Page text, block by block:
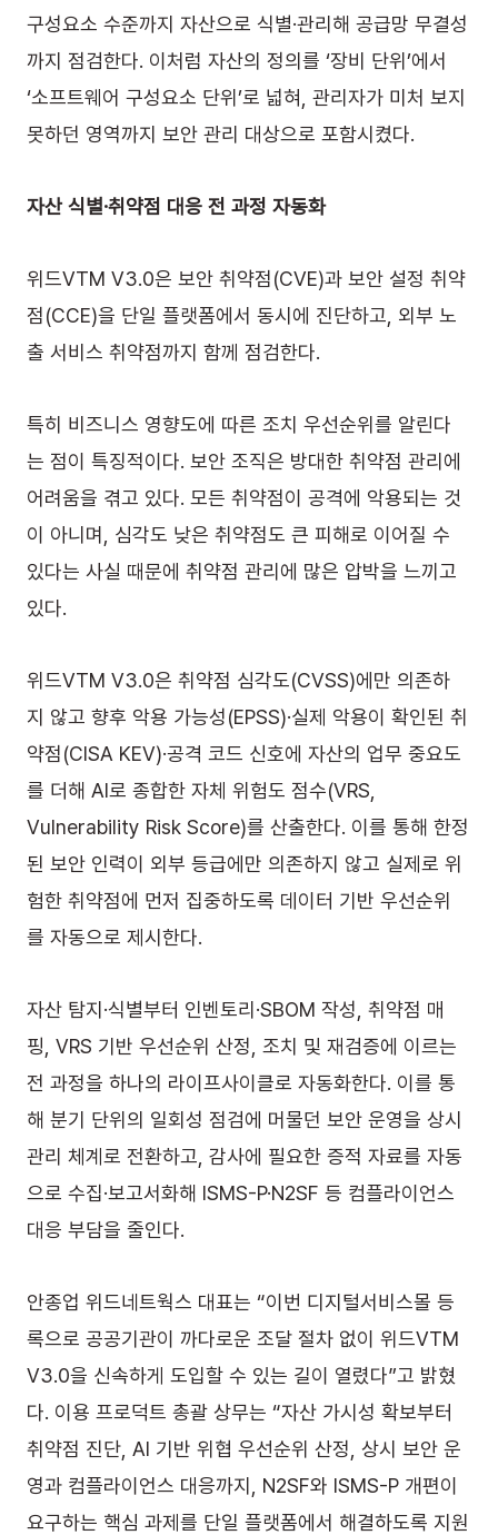
구성요소 수준까지 자산으로 식별·관리해 공급망 무결성
까지 점검한다. 이처럼 자산의 정의를 ‘장비 단위’에서
‘소프트웨어 구성요소 단위’로 넓혀, 관리자가 미처 보지
못하던 영역까지 보안 관리 대상으로 포함시켰다.
자산 식별·취약점 대응 전 과정 자동화
위드VTM V3.0은 보안 취약점(CVE)과 보안 설정 취약
점(CCE)을 단일 플랫폼에서 동시에 진단하고, 외부 노
출 서비스 취약점까지 함께 점검한다.
특히 비즈니스 영향도에 따른 조치 우선순위를 알린다
는 점이 특징적이다. 보안 조직은 방대한 취약점 관리에
어려움을 겪고 있다. 모든 취약점이 공격에 악용되는 것
이 아니며, 심각도 낮은 취약점도 큰 피해로 이어질 수
있다는 사실 때문에 취약점 관리에 많은 압박을 느끼고
있다.
위드VTM V3.0은 취약점 심각도(CVSS)에만 의존하
지 않고 향후 악용 가능성(EPSS)·실제 악용이 확인된 취
약점(CISA KEV)·공격 코드 신호에 자산의 업무 중요도
를 더해 AI로 종합한 자체 위험도 점수(VRS,
Vulnerability Risk Score)를 산출한다. 이를 통해 한정
된 보안 인력이 외부 등급에만 의존하지 않고 실제로 위
험한 취약점에 먼저 집중하도록 데이터 기반 우선순위
를 자동으로 제시한다.
자산 탐지·식별부터 인벤토리·SBOM 작성, 취약점 매
핑, VRS 기반 우선순위 산정, 조치 및 재검증에 이르는
전 과정을 하나의 라이프사이클로 자동화한다. 이를 통
해 분기 단위의 일회성 점검에 머물던 보안 운영을 상시
관리 체계로 전환하고, 감사에 필요한 증적 자료를 자동
으로 수집·보고서화해 ISMS-P·N2SF 등 컴플라이언스
대응 부담을 줄인다.
안종업 위드네트웍스 대표는 “이번 디지털서비스몰 등
록으로 공공기관이 까다로운 조달 절차 없이 위드VTM
V3.0을 신속하게 도입할 수 있는 길이 열렸다”고 밝혔
다. 이용 프로덕트 총괄 상무는 “자산 가시성 확보부터
취약점 진단, AI 기반 위협 우선순위 산정, 상시 보안 운
영과 컴플라이언스 대응까지, N2SF와 ISMS-P 개편이
요구하는 핵심 과제를 단일 플랫폼에서 해결하도록 지원